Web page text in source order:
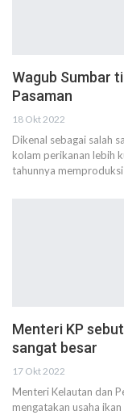
Wagub Sumbar
Pasaman
18 Okt 2022
Dikenal sebagai salah
kolam perikanan lebih
tahunnya
Menteri KP
sangat besar
17 Okt 2022
Menteri Kelautan dan
mengatakan usaha